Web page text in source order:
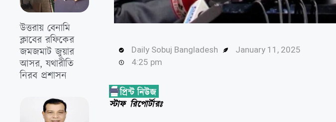
উত্তরায় বেনামি
ক্লাবের রফিকের
জমজমাট জুয়ার
আসর, যথারীতি
নিরব প্রশাসন
Daily Sobuj Bangladesh
January 11, 2025
4:25 pm
স্টাফ রিপোর্টারঃ